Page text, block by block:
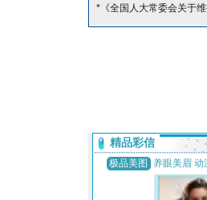
*《全国人大常委会关于